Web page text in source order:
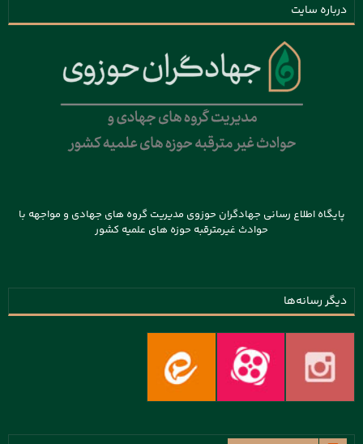
درباره سایت
پایگاه اطلاع رسانی جهادگران حوزوی مدیریت گروه های جهادی و مواجهه با
حوادث غیرمترقبه حوزه های علمیه کشور
دیگر رسانه‌ها